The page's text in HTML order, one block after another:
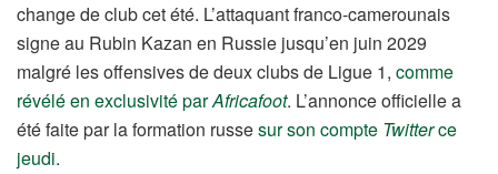
change de club cet été. L’attaquant franco-camerounais
signe au Rubin Kazan en Russie jusqu’en juin 2029
malgré les offensives de deux clubs de Ligue 1, comme
révélé en exclusivité parAfricafoot. L’annonce officielle a
été faite par la formation russesur son compte Twitterce
jeudi.